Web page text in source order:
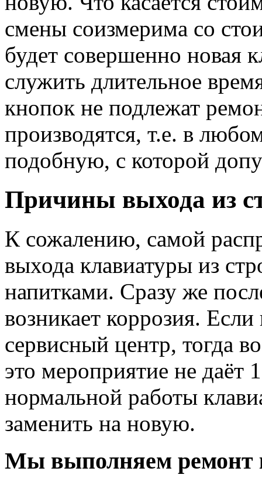
смены соизмерима со
будет совершенно новая
служить длительное
кнопок не подлежат
производятся, т.е. в
подобную, с которой
Причины выхода из
К сожалению, самой
выхода клавиатуры из
напитками. Сразу же
возникает коррозия.
сервисный центр, тогда
это мероприятие не даёт
нормальной работы
заменить на новую.
Мы выполняем ремонт